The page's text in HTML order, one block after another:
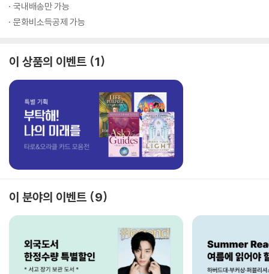
국내배송만 가능
문화비소득공제 가능
이 상품의 이벤트 1
이 분야의 이벤트 9